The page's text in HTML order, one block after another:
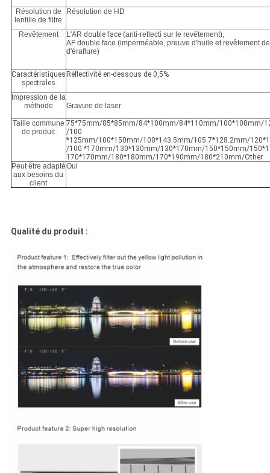
Résolution de
lentille de filtre
Résolution de HD
Revêtement L'AR double face (anti-reflecti sur le revêtement),
AF double face (imperméable, preuve d'huile et revêtement
d'éraflure)
Caractéristiques
spectrales
Réflectivité en-dessous de 0,5%
Impression de la
méthode
Gravure de laser
Taille commune
de produit
75*75mm/85*85mm/84*100mm/84*110mm/100*100mm/
/100
*125mm/100*150mm/100*143.5mm/105.7*128.2mm/
/100 *170mm/130*130mm/130*170mm/150*150mm/
170*170mm/180*180mm/170*190mm/180*210mm/Other
Peut être adapté
aux besoins du
client
Oui
Qualité du produit :